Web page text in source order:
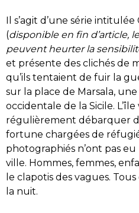
Il s’agit d’une série
(disponible en fin d’article,
peuvent heurter la
et présente des clichés de
qu’ils tentaient de fuir la
sur la place de Marsala,
occidentale de la Sicile.
régulièrement débarquer
fortune chargées de
photographiés n’ont pas
ville. Hommes, femmes,
le clapotis des vagues.
la nuit.